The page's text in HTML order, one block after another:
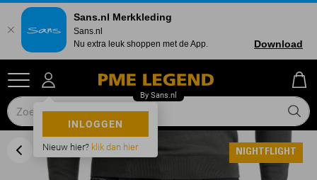
INLOGGEN
Nieuw hier? klik dan hier NIGHTFLIGHT
Sans.nl Merkkleding
Sans.nl
Nu extra leuk shoppen met de App.
Download